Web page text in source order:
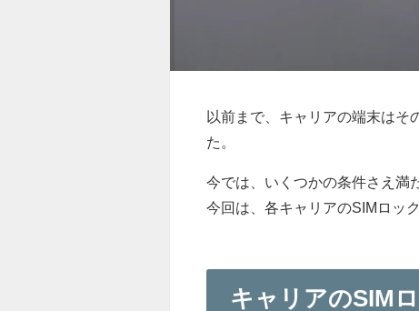
以前まで、キャリアの端末はそ
た。
今では、いくつかの条件さえ満
今回は、各キャリアのSIMロッ
キャリアのSIM